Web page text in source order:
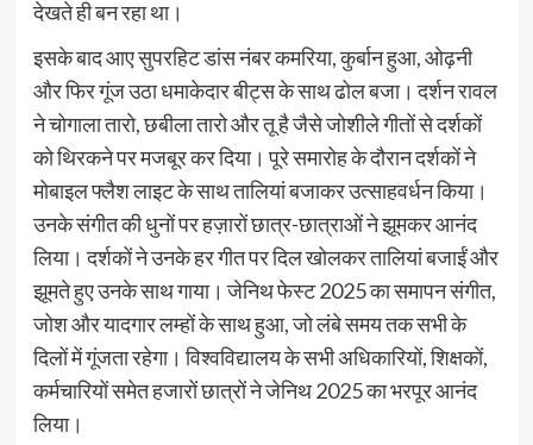
देखते ही बन रहा था।
इसके बाद आए सुपरहिट डांस नंबर कमरिया, कुर्बान हुआ, ओढ़नी
और फिर गूंज उठा धमाकेदार बीट्स के साथ ढोल बजा। दर्शन रावल
ने चोगाला तारो, छबीला तारो और तू है जैसे जोशीले गीतों से दर्शकों
को थिरकने पर मजबूर कर दिया। पूरे समारोह के दौरान दर्शकों ने
मोबाइल फ्लैश लाइट के साथ तालियां बजाकर उत्साहवर्धन किया।
उनके संगीत की धुनों पर हज़ारों छात्र-छात्राओं ने झूमकर आनंद
लिया। दर्शकों ने उनके हर गीत पर दिल खोलकर तालियां बजाईं और
झूमते हुए उनके साथ गाया। जेनिथ फेस्ट 2025 का समापन संगीत,
जोश और यादगार लम्हों के साथ हुआ, जो लंबे समय तक सभी के
दिलों में गूंजता रहेगा। विश्वविद्यालय के सभी अधिकारियों, शिक्षकों,
कर्मचारियों समेत हजारों छात्रों ने जेनिथ 2025 का भरपूर आनंद
लिया।